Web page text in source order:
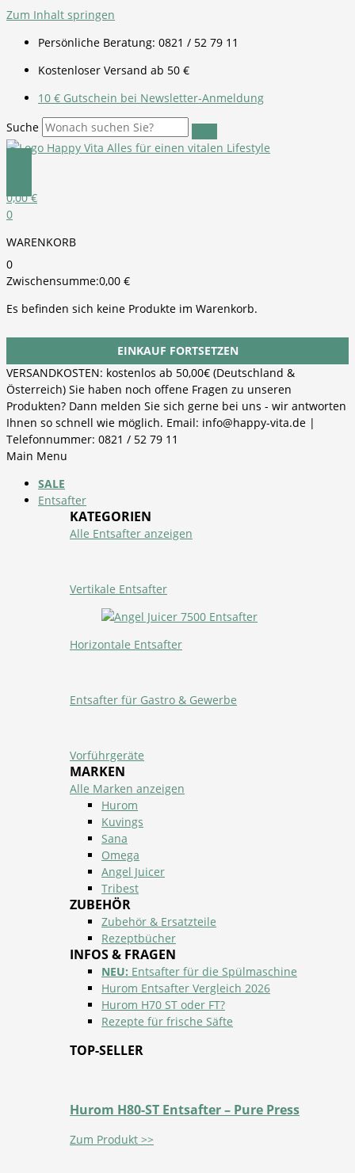
Zum Inhalt springen
Persönliche Beratung: 0821 / 52 79 11
Kostenloser Versand ab 50 €
10 € Gutschein bei Newsletter-Anmeldung
Suche
0,00€
0
WARENKORB
0
Zwischensumme:0,00 €
Es befinden sich keine Produkte im Warenkorb.
EINKAUF FORTSETZEN
VERSANDKOSTEN: kostenlos ab 50,00€ (Deutschland &
Österreich) Sie haben noch offene Fragen zu unseren
Produkten? Dann melden Sie sich gerne bei uns - wir antworten
Ihnen so schnell wie möglich. Email: info@happy-vita.de |
Telefonnummer: 0821 / 52 79 11
Main Menu
SALE
Entsafter
KATEGORIEN
Alle Entsafter anzeigen
Vertikale Entsafter
Horizontale Entsafter
Entsafter für Gastro & Gewerbe
Vorführgeräte
MARKEN
Alle Marken anzeigen
Hurom
Kuvings
Sana
Omega
Angel Juicer
Tribest
ZUBEHÖR
Zubehör & Ersatzteile
Rezeptbücher
INFOS & FRAGEN
NEU: Entsafter für die Spülmaschine
Hurom Entsafter Vergleich 2026
Hurom H70 ST oder FT?
Rezepte für frische Säfte
TOP-SELLER
Hurom H80-ST Entsafter – Pure Press
Zum Produkt >>